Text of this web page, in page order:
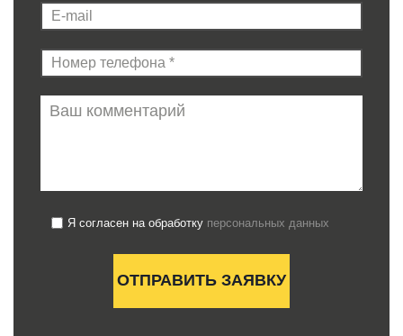
Я согласен на обработку персональных данных